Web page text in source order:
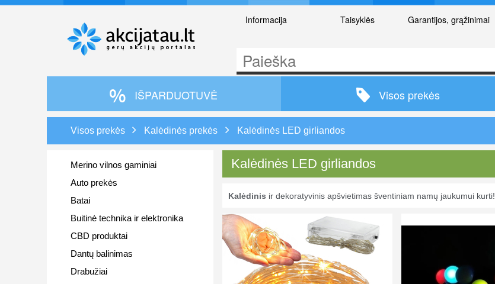
Informacija Taisyklės Garantijos, grąžinimai
IŠPARDUOTUVĖ Visos prekės
Visos prekės Kalėdinės prekės Kalėdinės LED girliandos
Merino vilnos gaminiai
Auto prekės
Batai
Buitinė technika ir elektronika
CBD produktai
Dantų balinimas
Drabužiai
Kalėdinės LED girliandos
Kalėdinis ir dekoratyvinis apšvietimas šventiniam namų jaukumui kurti!